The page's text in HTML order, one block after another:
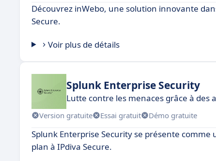
Découvrez inWebo, une solution innovante
Secure.
Voir plus de détails
Splunk Enterprise Security
Lutte contre les menaces grâce à des
Version gratuite Essai gratuit Démo gratuite
Splunk Enterprise Security se présente
plan à IPdiva Secure.